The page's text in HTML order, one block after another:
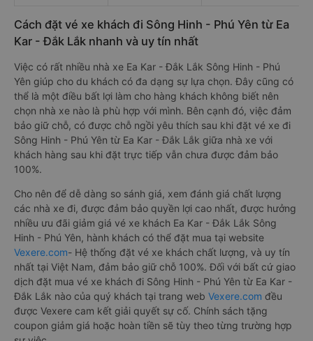
Cách đặt vé xe khách đi Sông Hinh - Phú Yên từ Ea
Kar - Đắk Lắk nhanh và uy tín nhất
Việc có rất nhiều nhà xe Ea Kar - Đắk Lắk Sông Hinh - Phú
Yên giúp cho du khách có đa dạng sự lựa chọn. Đây cũng có
thể là một điều bất lợi làm cho hàng khách không biết nên
chọn nhà xe nào là phù hợp với mình. Bên cạnh đó, việc đảm
bảo giữ chỗ, có được chỗ ngồi yêu thích sau khi đặt vé xe đi
Sông Hinh - Phú Yên từ Ea Kar - Đắk Lắk giữa nhà xe với
khách hàng sau khi đặt trực tiếp vẫn chưa được đảm bảo
100%.
Cho nên để dễ dàng so sánh giá, xem đánh giá chất lượng
các nhà xe đi, được đảm bảo quyền lợi cao nhất, được hưởng
nhiều ưu đãi giảm giá vé xe khách Ea Kar - Đắk Lắk Sông
Hinh - Phú Yên, hành khách có thể đặt mua tại website
Vexere.com- Hệ thống đặt vé xe khách chất lượng, và uy tín
nhất tại Việt Nam, đảm bảo giữ chỗ 100%. Đối với bất cứ giao
dịch đặt mua vé xe khách đi Sông Hinh - Phú Yên từ Ea Kar -
Đắk Lắk nào của quý khách tại trang web Vexere.com đều
được Vexere cam kết giải quyết sự cố. Chính sách tặng
coupon giảm giá hoặc hoàn tiền sẽ tùy theo từng trường hợp